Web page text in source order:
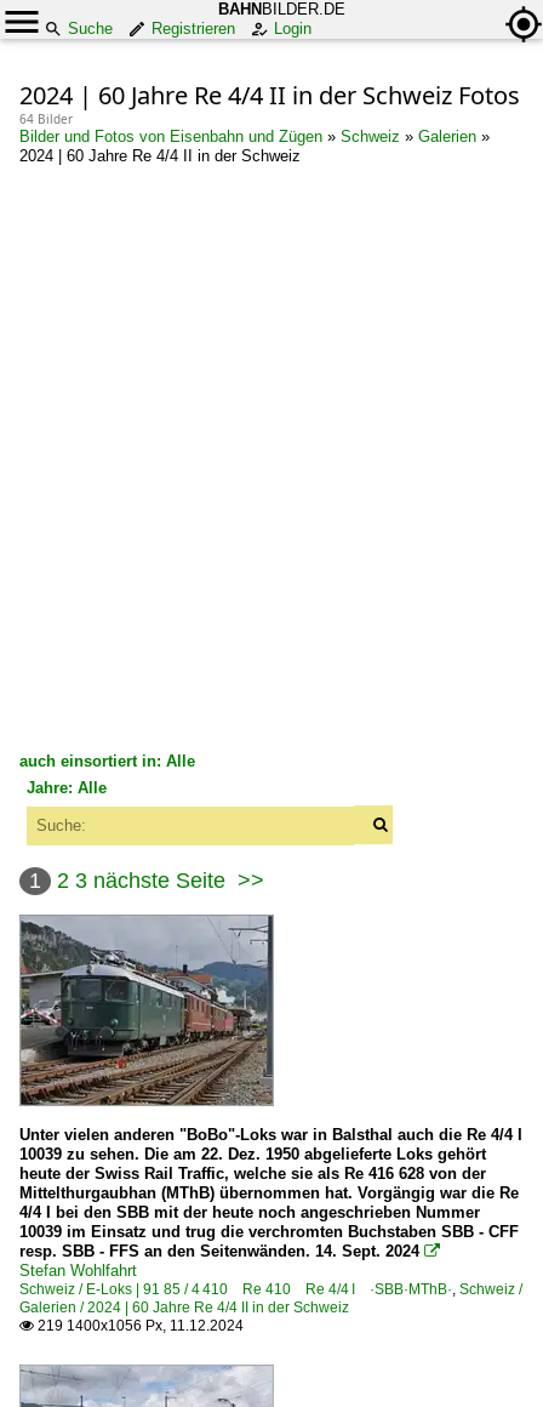
BAHN BILDER.DE
Suche
Registrieren Login
2024 | 60 Jahre Re 4/4 II in der Schweiz Fotos
64 Bilder
Bilder und Fotos von Eisenbahn und Zügen » Schweiz » Galerien »
2024 | 60 Jahre Re 4/4 II in der Schweiz
auch einsortiert in: Alle
Alle Kategorien
Namibia
Strecke Windhoek – Nakop (– Upington/Südafrika)
Schweiz
BLS | mit fusionierten Bahnen
BLS Stiftung Historische Fahrzeuge
E-Loks | 91 85
4 410 Re 410 Re 4/4 I ·SBB·MThB·
4 415 Re 415 Ae 4/4 ·BLS·
4 420 Re 420 · Re 426 Re 4/4 II ·Private·
4 420 Re 420 Re 4/4 II Werbeloks
4 420 Re 420 Re 4/4 II ·SBB·
4 420 Re 420 Re 4/4 II ·SBB· LION
Jahre: Alle
2023
2024
1 2 3 nächste Seite >>
Unter vielen anderen "BoBo"-Loks war in Balsthal auch die Re 4/4 I
10039 zu sehen. Die am 22. Dez. 1950 abgelieferte Loks gehört
heute der Swiss Rail Traffic, welche sie als Re 416 628 von der
Mittelthurgaubhan (MThB) übernommen hat. Vorgängig war die Re
4/4 I bei den SBB mit der heute noch angeschrieben Nummer
10039 im Einsatz und trug die verchromten Buchstaben SBB - CFF
resp. SBB - FFS an den Seitenwänden. 14. Sept. 2024 
Stefan Wohlfahrt
Schweiz / E-Loks | 91 85 / 4 410 Re 410 Re 4/4 I ·SBB·MThB·, Schweiz /
Galerien / 2024 | 60 Jahre Re 4/4 II in der Schweiz
 219 1400x1056 Px, 11.12.2024